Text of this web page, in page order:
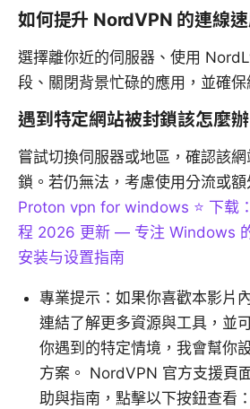
如何提升 NordVPN 的連線速
選擇離你近的伺服器、使用
段、關閉背景忙碌的應用，並確保
遇到特定網站被封鎖該怎麼辦
嘗試切換伺服器或地區，確認該
鎖。若仍無法，考慮使用分流或額
Proton vpn for windows ⭐ 下载
程 2026 更新 — 专注 Windows
安装与设置指南
專業提示：如果你喜歡本影片
連結了解更多資源與工具，並
你遇到的特定情境，我會幫你
方案。 NordVPN 官方支援頁
助與指南，點擊以下按鈕查看：